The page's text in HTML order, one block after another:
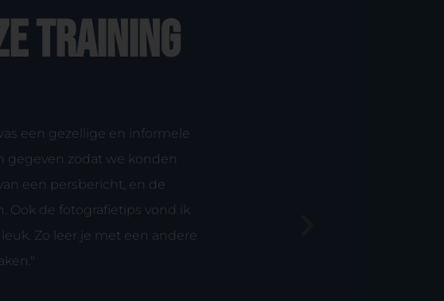
training
een gezellige en informele
gegeven zodat we konden
een persbericht, en de
Ook de fotografietips vond ik
Zo leer je met een andere